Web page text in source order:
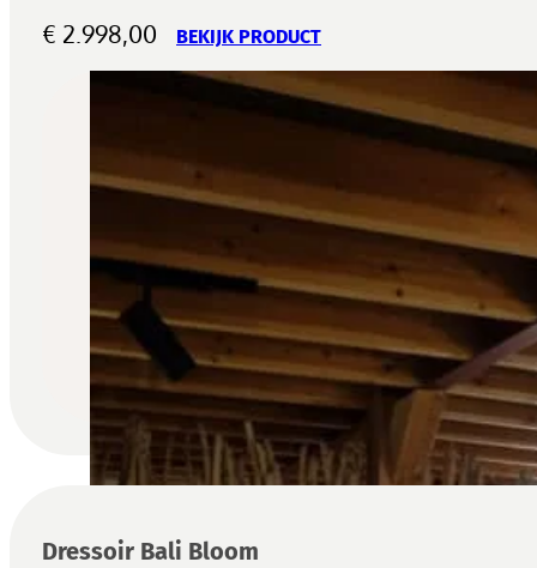
€ 2.998,00 BEKIJK PRODUCT
Dressoir Bali Bloom